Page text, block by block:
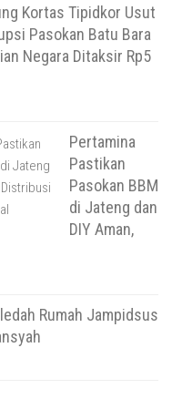
Kortas Tipidkor Usut
Pasokan Batu Bara
Negara Ditaksir Rp5
Pertamina
Pastikan
Pasokan BBM
di Jateng dan
DIY Aman,
Rumah Jampidsus